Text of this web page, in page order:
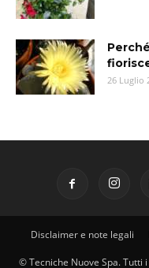
26 Luglio
Disclaimer e note legali
© Tecniche Nuove Spa. Tutti